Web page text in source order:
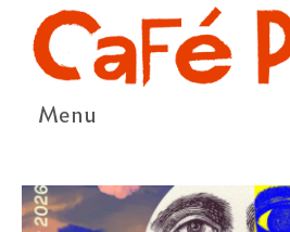
Menu
LA COOPÉRATIVE & L’ASSO